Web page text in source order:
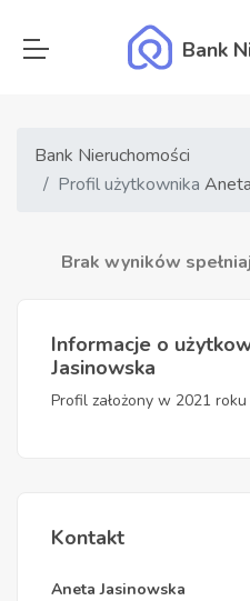
Bank
Bank Nieruchomości
Profil użytkownika
Brak wyników
Informacje o
Jasinowska
Profil założony w 2021 roku
Kontakt
Aneta Jasinowska